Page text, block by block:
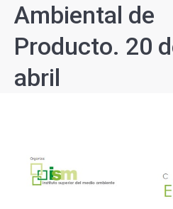
Ambiental de
Producto. 20
abril